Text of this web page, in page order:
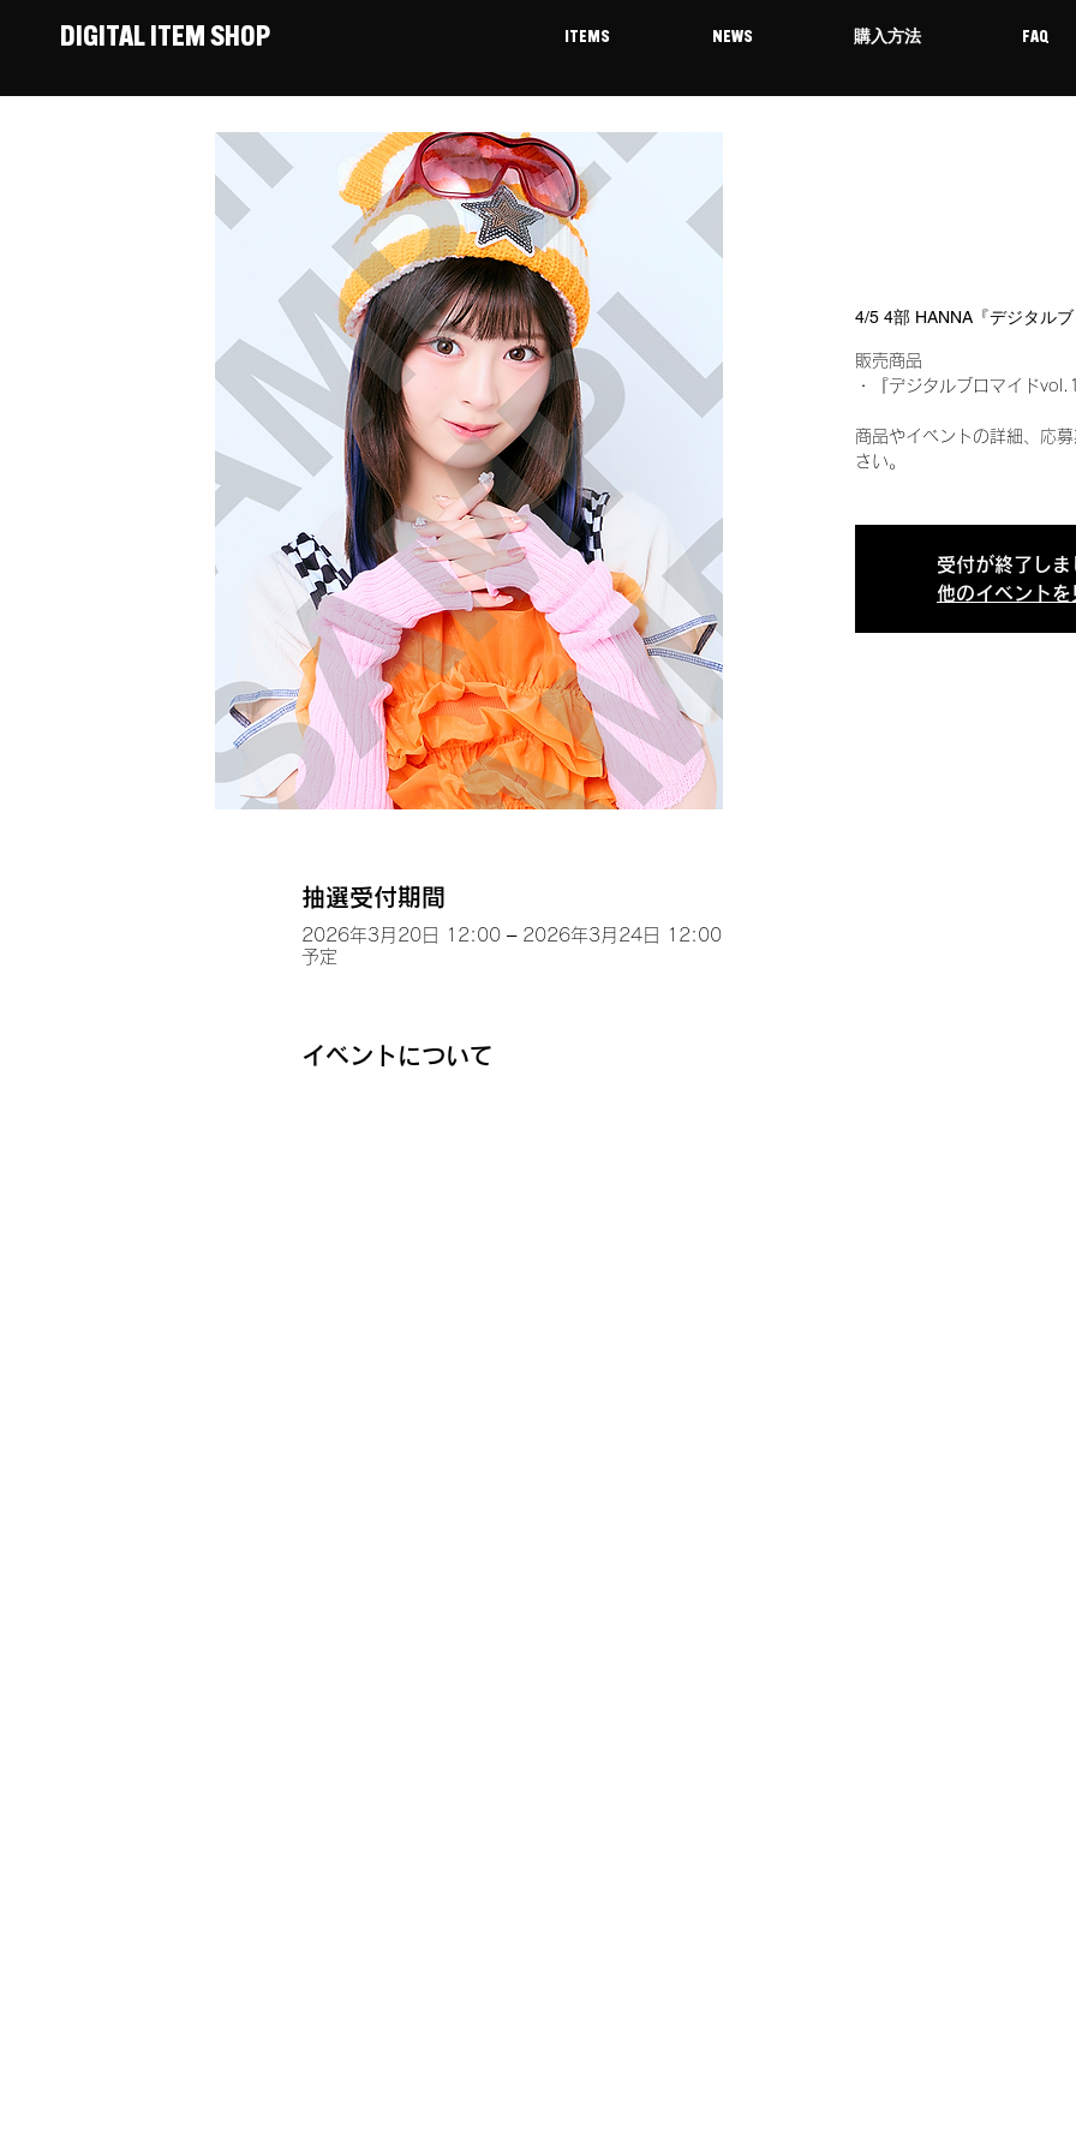
DIGITAL ITEM SHOP ITEMS NEWS 購入方法 FAQ
4/5 4部 HANNA『デジタル
販売商品
・『デジタルブロマイド
商品やイベントの詳細、応
さい。
受付が終了しま
他のイベントを
抽選受付期間
2026年3月20日 12:00 – 2026年3月24日 12:00
予定
イベントについて